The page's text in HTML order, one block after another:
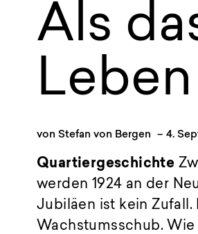
Als
von Stefan von Bergen – 4.
Quartiergeschichte
werden 1924 an der
Jubiläen ist kein
Wachstumsschub.